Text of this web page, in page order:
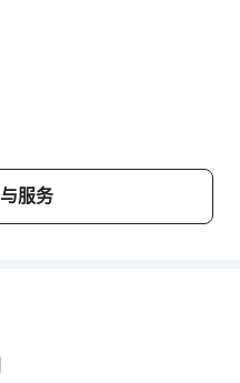
服务